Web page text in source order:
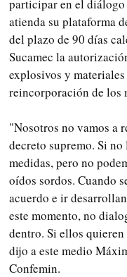
participar en el diálogo
atienda su plataforma
del plazo de 90 días
Sucamec la
explosivos y
reincorporación de los
"Nosotros no vamos a
decreto supremo. Si
medidas, pero no
oídos sordos. Cuando
acuerdo e ir
este momento, no
dentro. Si ellos
dijo a este medio
Confemin.